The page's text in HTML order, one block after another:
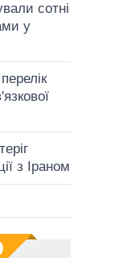
сотні
у
з Іраном